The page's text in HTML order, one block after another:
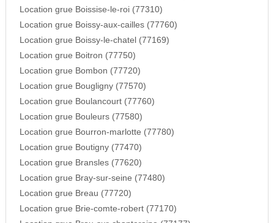
Location grue Boissise-le-roi (77310)
Location grue Boissy-aux-cailles (77760)
Location grue Boissy-le-chatel (77169)
Location grue Boitron (77750)
Location grue Bombon (77720)
Location grue Bougligny (77570)
Location grue Boulancourt (77760)
Location grue Bouleurs (77580)
Location grue Bourron-marlotte (77780)
Location grue Boutigny (77470)
Location grue Bransles (77620)
Location grue Bray-sur-seine (77480)
Location grue Breau (77720)
Location grue Brie-comte-robert (77170)